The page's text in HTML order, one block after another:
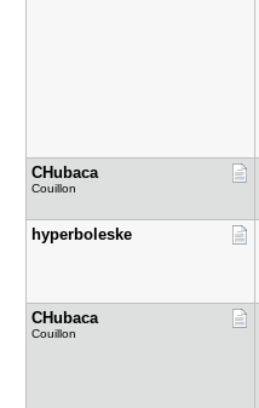
CHubaca
Couillon
hyperboles​ke
CHubaca
Couillon